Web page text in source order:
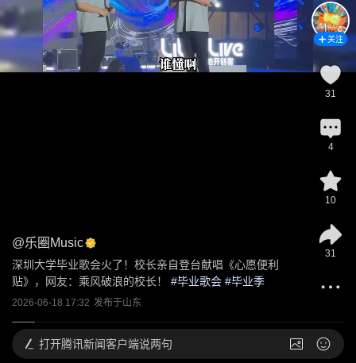
@乐圈Music
深圳大学毕业歌会火了！校长亲自登台献唱《心愿便利
贴》，网友：乘风破浪的校长！
#毕业歌会 #毕业季
2026-06-18 17:32 发布于山东
关注
31
4
10
31
打开腾讯新闻客户端说两句